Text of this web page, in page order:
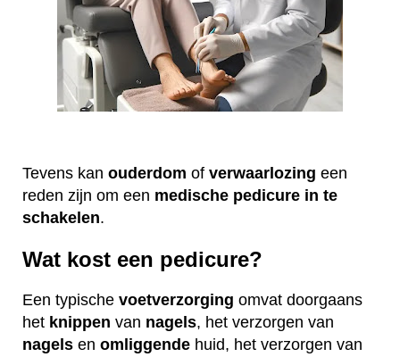
Tevens kan ouderdom of verwaarlozing een
reden zijn om een medische pedicure in te
schakelen.
Wat kost een pedicure?
Een typische voetverzorging omvat doorgaans
het knippen van nagels, het verzorgen van
nagels en omliggende huid, het verzorgen van